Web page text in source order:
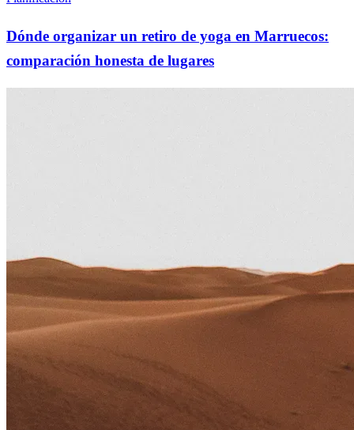
Dónde organizar un retiro de yoga en Marruecos:
comparación honesta de lugares